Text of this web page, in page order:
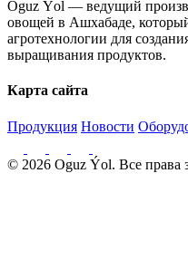
Oguz Ýol — ведущий
овощей в Ашхабаде,
агротехнологии для
выращивания продуктов.
Карта сайта
Продукция Новости
© 2026 Oguz Ýol. Все права